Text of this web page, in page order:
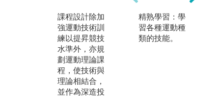
課程設計除加
強運動技術訓
練以提昇競技
水準外，亦規
劃運動理論課
程，使技術與
理論相結合，
並作為深造投
運動技能課程
除本身專長
外，本系其他
精熟學習：學
習各種運動種
類的技能。